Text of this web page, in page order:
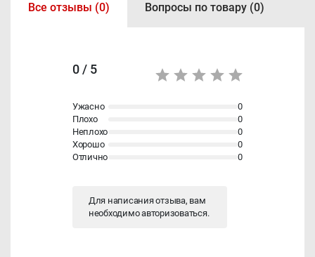
Все отзывы (0) Вопросы по товару (0)
0 / 5
Ужасно
0
Плохо
0
Неплохо
0
Хорошо
0
Отлично
0
Для написания отзыва, вам
необходимоавторизоваться.